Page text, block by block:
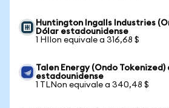
Huntington Ingalls Industries
Dólar estadounidense
1 HIIon equivale a 316,68 $
Talen Energy (Ondo Tokenized)
estadounidense
1 TLNon equivale a 340,48 $